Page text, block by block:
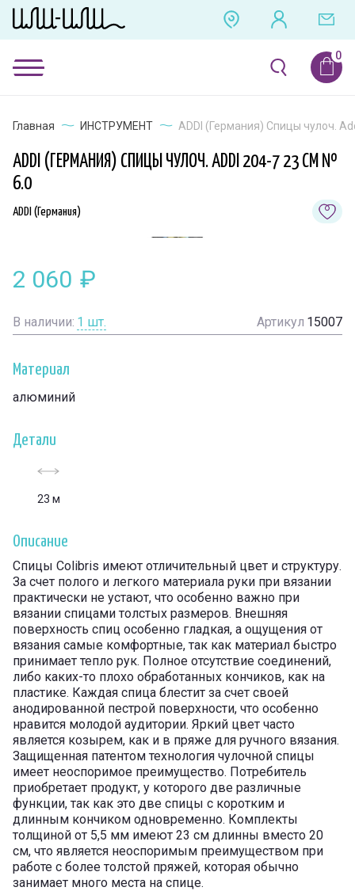
Главная ИНСТРУМЕНТ ADDI (Германия) Спицы чулоч.
ADDI (ГЕРМАНИЯ) СПИЦЫ ЧУЛОЧ. ADDI 204-7 23 СМ №
6.0
ADDI (Германия)
2 060 ₽
В наличии: 1 шт. Артикул 15007
Материал
алюминий
Детали
23 м
Описание
Спицы Colibris имеют отличительный цвет и структуру.
За счет полого и легкого материала руки при вязании
практически не устают, что особенно важно при
вязании спицами толстых размеров. Внешняя
поверхность спиц особенно гладкая, а ощущения от
вязания самые комфортные, так как материал быстро
принимает тепло рук. Полное отсутствие соединений,
либо каких-то плохо обработанных кончиков, как на
пластике. Каждая спица блестит за счет своей
анодированной пестрой поверхности, что особенно
нравится молодой аудитории. Яркий цвет часто
является козырем, как и в пряже для ручного вязания.
Защищенная патентом технология чулочной спицы
имеет неоспоримое преимущество. Потребитель
приобретает продукт, у которого две различные
функции, так как это две спицы с коротким и
длинным кончиком одновременно. Комплекты
толщиной от 5,5 мм имеют 23 см длинны вместо 20
см, что является неоспоримым преимуществом при
работе с более толстой пряжей, которая обычно
занимает много места на спице.